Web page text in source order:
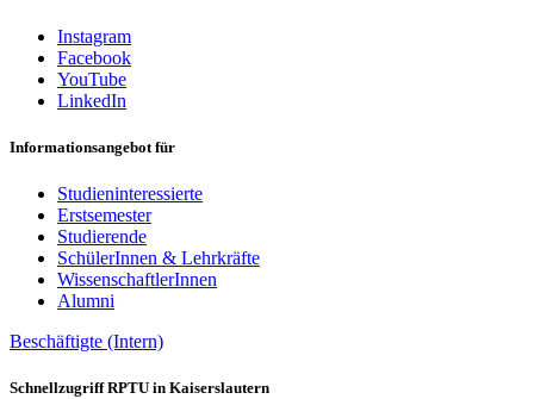
Instagram
Facebook
YouTube
LinkedIn
Informationsangebot für
Studieninteressierte
Erstsemester
Studierende
SchülerInnen & Lehrkräfte
WissenschaftlerInnen
Alumni
Beschäftigte (Intern)
Schnellzugriff RPTU in Kaiserslautern